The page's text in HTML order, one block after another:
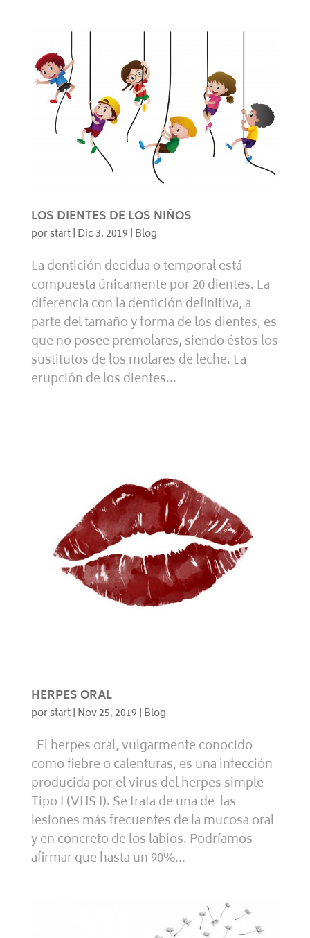
LOS DIENTES DE LOS NIÑOS
porstart| Dic 3, 2019 | Blog
La dentición decidua o temporal está
compuesta únicamente por 20 dientes. La
diferencia con la dentición definitiva, a
parte del tamaño y forma de los dientes, es
que no posee premolares, siendo éstos los
sustitutos de los molares de leche. La
erupción de los dientes...
HERPES ORAL
porstart| Nov 25, 2019 | Blog
El herpes oral, vulgarmente conocido
como fiebre o calenturas, es una infección
producida por el virus del herpes simple
Tipo I (VHS I). Se trata de una de las
lesiones más frecuentes de la mucosa oral
y en concreto de los labios. Podríamos
afirmar que hasta un 90%...